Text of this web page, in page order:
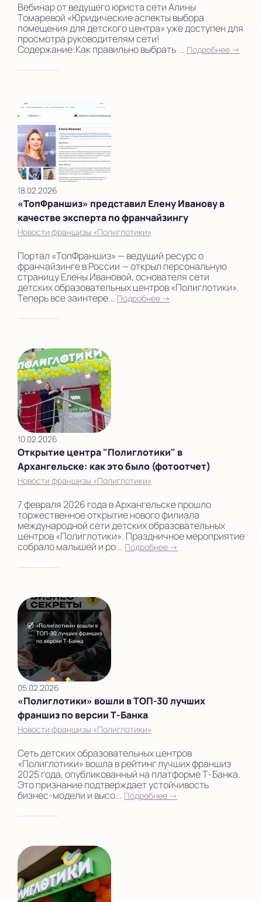
Вебинар от ведущего юриста сети Алины
Томаревой «Юридические аспекты выбора
помещения для детского центра» уже доступен для
просмотра руководителям сети!
Содержание:Как правильно выбрать ... Подробнее →
18.02.2026
«ТопФраншиз» представил Елену Иванову в
качестве эксперта по франчайзингу
Новости франшизы «Полиглотики»
Портал «ТопФраншиз» — ведущий ресурс о
франчайзинге в России — открыл персональную
страницу Елены Ивановой, основателя сети
детских образовательных центров «Полиглотики».
Теперь все заинтере... Подробнее →
10.02.2026
Открытие центра "Полиглотики" в
Архангельске: как это было (фотоотчет)
Новости франшизы «Полиглотики»
7 февраля 2026 года в Архангельске прошло
торжественное открытие нового филиала
международной сети детских образовательных
центров «Полиглотики». Праздничное мероприятие
собрало малышей и ро... Подробнее →
05.02.2026
«Полиглотики» вошли в ТОП-30 лучших
франшиз по версии Т‑Банка
Новости франшизы «Полиглотики»
Сеть детских образовательных центров
«Полиглотики» вошла в рейтинг лучших франшиз
2025 года, опубликованный на платформе Т‑Банка.
Это признание подтверждает устойчивость
бизнес‑модели и высо... Подробнее →